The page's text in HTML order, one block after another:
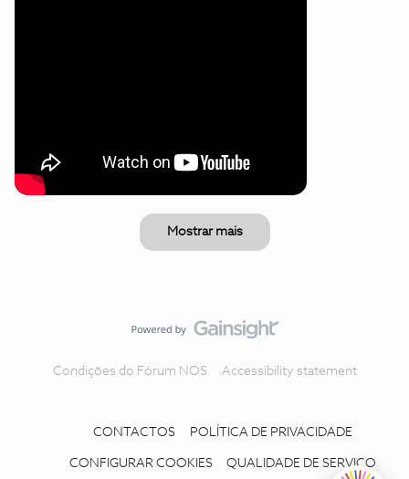
Mostrar mais
Condições do Fórum NOS Accessibility statement
CONTACTOS POLÍTICA DE PRIVACIDADE
CONFIGURAR COOKIES QUALIDADE DE SERVIÇO